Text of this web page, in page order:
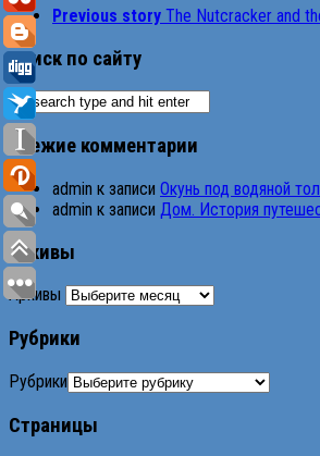
Previous story The Nutcracker and
Поиск по сайту
Свежие комментарии
admin к записи Окунь под водяной
admin к записи Дом. История
Архивы
Архивы
Рубрики
Рубрики
Страницы